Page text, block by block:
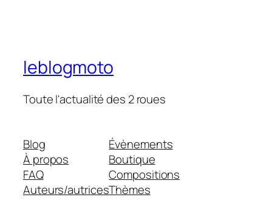
leblogmoto
Toute l'actualité des 2 roues
Blog
À propos
FAQ
Auteurs/autrices
Évènements
Boutique
Compositions
Thèmes